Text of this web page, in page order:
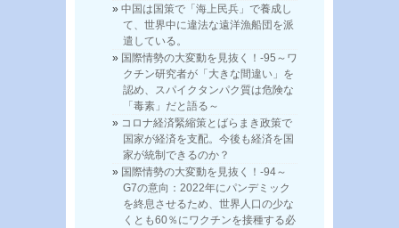
中国は国策で「海上民兵」で養成し
て、世界中に違法な遠洋漁船団を派
遣している。
国際情勢の大変動を見抜く！-95～ワ
クチン研究者が「大きな間違い」を
認め、スパイクタンパク質は危険な
「毒素」だと語る～
コロナ経済緊縮策とばらまき政策で
国家が経済を支配。今後も経済を国
家が統制できるのか？
国際情勢の大変動を見抜く！-94～
G7の意向：2022年にパンデミック
を終息させるため、世界人口の少な
くとも60％にワクチンを接種する必